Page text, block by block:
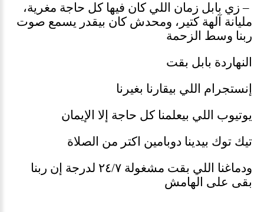
– زي بابل زمان اللي كان فيها كل حاجة مغرية،
مليانة آلهة كتير، ومحدش كان بيقدر يسمع صوت
ربنا وسط الزحمة
النهاردة بابل بقت
إنستجرام اللي بيقارنا بغيرنا
يوتيوب اللي بيعلمنا كل حاجة إلا الإيمان
تيك توك بيدينا دوبامين اكتر من الصلاة
ودماغنا اللي بقت مشغولة ٢٤/٧ لدرجة إن ربنا
بقى على الهامش